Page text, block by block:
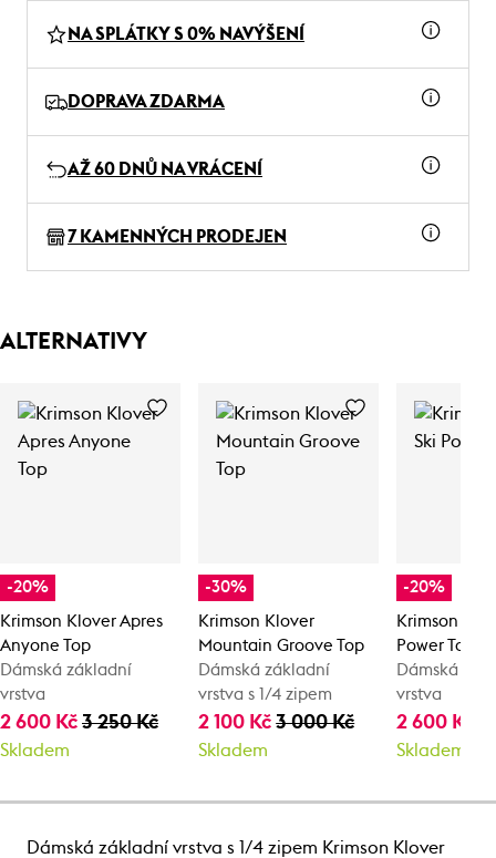
NA SPLÁTKY S 0% NAVÝŠENÍ
DOPRAVA ZDARMA
AŽ 60 DNŮ NA VRÁCENÍ
7 KAMENNÝCH PRODEJEN
ALTERNATIVY
-20%
Krimson Klover Apres
Anyone Top
Dámská základní
vrstva
2 600 Kč 3 250 Kč
Skladem
-30%
Krimson Klover
Mountain Groove Top
Dámská základní
vrstva s 1/4 zipem
2 100 Kč3 000 Kč
Skladem
-20%
Krimson
Power Top
Dámská
vrstva
2 600 Kč
Skladem
Dámská základní vrstva s 1/4 zipem Krimson Klover